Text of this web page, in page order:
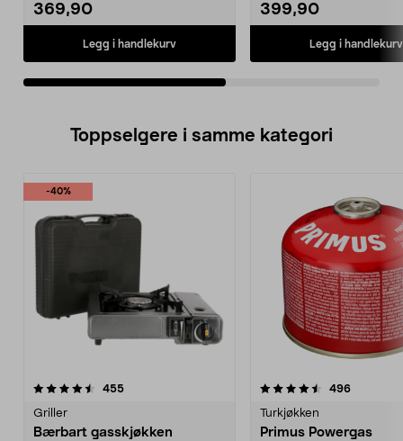
369,90
Legg i handlekurv
399,90
Legg i handlekurv
Toppselgere i samme kategori
-40%
455anmeldelser
Griller
Bærbart gasskjøkken
4.5 av 5 stjerner 496
Turkjøkken
Primus Powergas
4.5 av 5 stjerner